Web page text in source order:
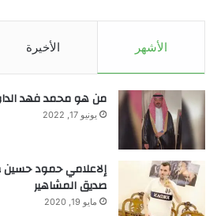
يمكنك إنشاء أداة لتتبع
وكيل شات جي بي تي،
الاشتراكات المتكررة وتُذكّرك
التجديد. وسيساعدك هذا
الخدمات التي لا تستخدمها
الأشهر الأخيرة
من هو محمد فهد
يونيو 17, 2022
إلاعلامي حمود حسين
صديق المشاهير
مايو 19, 2020